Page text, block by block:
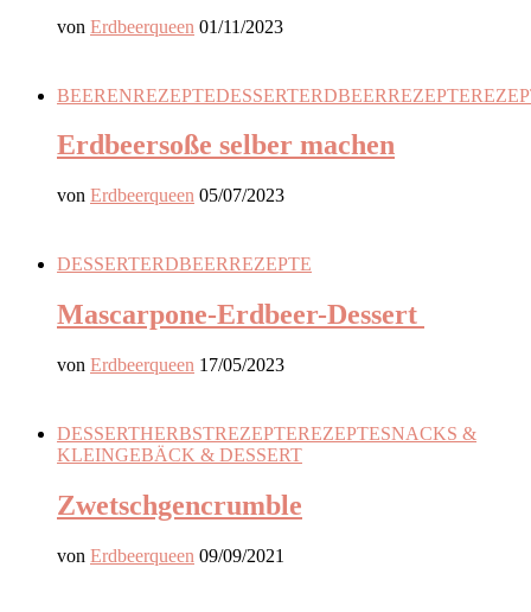
von Erdbeerqueen 01/11/2023
BEERENREZEPTEDESSERTERDBEERREZEPTE
Erdbeersoße selber machen
von Erdbeerqueen 05/07/2023
DESSERTERDBEERREZEPTE
Mascarpone-Erdbeer-Dessert
von Erdbeerqueen 17/05/2023
DESSERTHERBSTREZEPTEREZEPTESNACKS &
KLEINGEBÄCK & DESSERT
Zwetschgencrumble
von Erdbeerqueen 09/09/2021